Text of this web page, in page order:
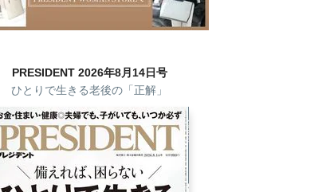
PRESIDENT 2026年8月14日号
ひとりで生きる老後の「正解」